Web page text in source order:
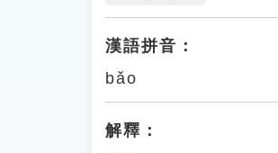
漢語拼音：
bǎo
解釋：